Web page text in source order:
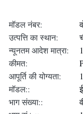
मॉडल नंबर:
उत्पत्ति का स्थान:
न्यूनतम आदेश मात्रा:
1
कीमत:
आपूर्ति की योग्यता:
मॉडल::
भाग संख्या::